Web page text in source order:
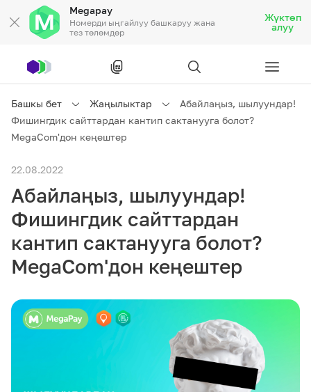
Megapay
Номерди ыңгайлуу башкаруу жана
тез төлөмдөр
Жүктөп
алуу
Жеке кардарларга
Жеке кардарларга
Ишкердик үчүн
Байланыш
Тарифтер Акциялар Роуминг
eSIM M2M
Башкы бет Жаңылыктар
Абайлаңыз, шылуундар!
Фишингдик сайттардан кантип сактанууга болот?
MegaCom'дон кеңештер
22.08.2022
Абайлаңыз, шылуундар!
Фишингдик сайттардан
кантип сактанууга болот?
MegaCom'дон кеңештер